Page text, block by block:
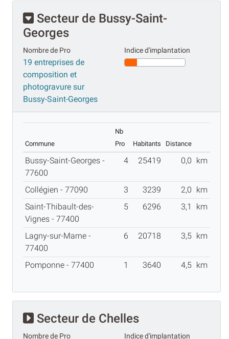
Secteur de Bussy-Saint-
Georges
Nombre de Pro
19 entreprises de
composition et
photogravure sur
Bussy-Saint-Georges
Indice d'implantation
Commune
Nb
Pro
Habitants Distance
Bussy-Saint-Georges -
77600
4 25419 0,0 km
Collégien - 77090 3 3239 2,0 km
Saint-Thibault-des-
Vignes - 77400
5 6296 3,1 km
Lagny-sur-Marne -
77400
6 20718 3,5 km
Pomponne - 77400 1 3640 4,5 km
Secteur de Chelles
Nombre de Pro Indice d'implantation